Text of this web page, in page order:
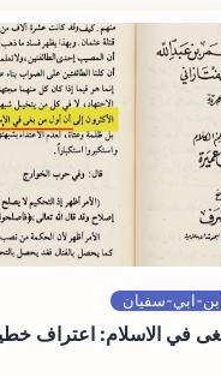
في الاسلام: اعتراف